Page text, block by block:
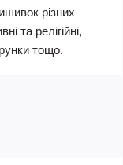
різних
та релігійні,
тощо.